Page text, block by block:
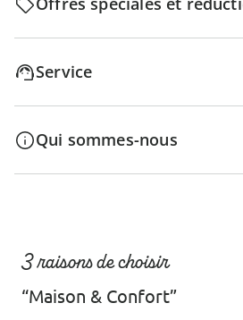
Service
Qui sommes-nous
3 raisons de choisir
“Maison & Confort”